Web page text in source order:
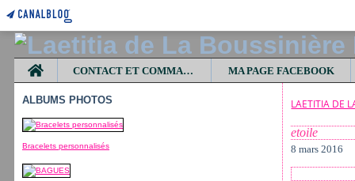
Home
CONTACT ET COMMANDES MA PAGE FACEBOOK
ALBUMS PHOTOS
Bracelets personnalisés
LAETITIA DE
etoile
8 mars 2016